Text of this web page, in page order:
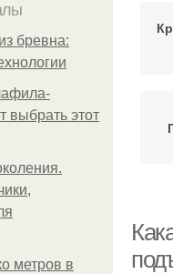
бревна:
выбрать этот
метров в